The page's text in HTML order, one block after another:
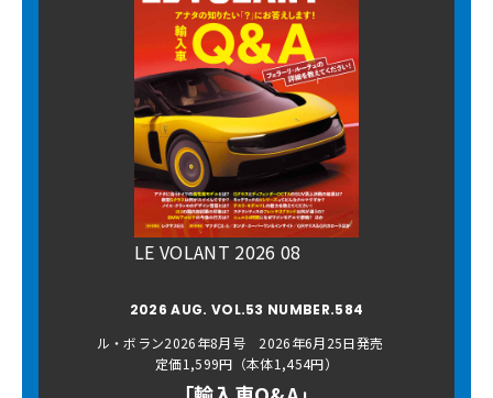
LE VOLANT 2026 08
2026 AUG. VOL.53 NUMBER.584
ル・ボラン2026年8月号 2026年6月25日発売
定価1,599円（本体1,454円）